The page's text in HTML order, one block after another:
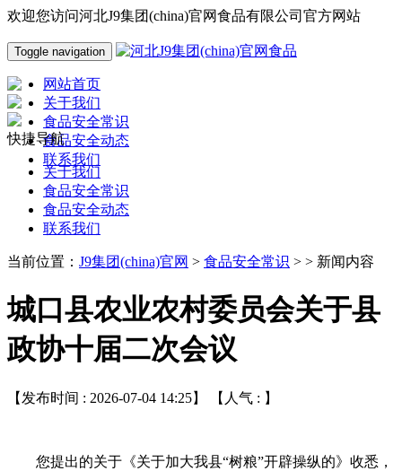
欢迎您访问河北J9集团(china)官网食品有限公司官方网站
Toggle navigation
网站首页
关于我们
食品安全常识
食品安全动态
联系我们
快捷导航
关于我们
食品安全常识
食品安全动态
联系我们
当前位置： J9集团(china)官网 > 食品安全常识 > > 新闻内容
城口县农业农村委员会关于县
政协十届二次会议
【发布时间 : 2026-07-04 14:25】 【人气 : 】
您提出的关于《关于加大我县“树粮”开辟操纵的》收悉，